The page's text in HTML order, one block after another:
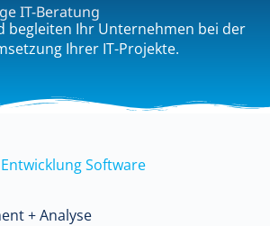
IT-Beratung
begleiten Ihr Unternehmen bei der
Ihrer IT-Projekte.
Entwicklung Software
+ Analyse